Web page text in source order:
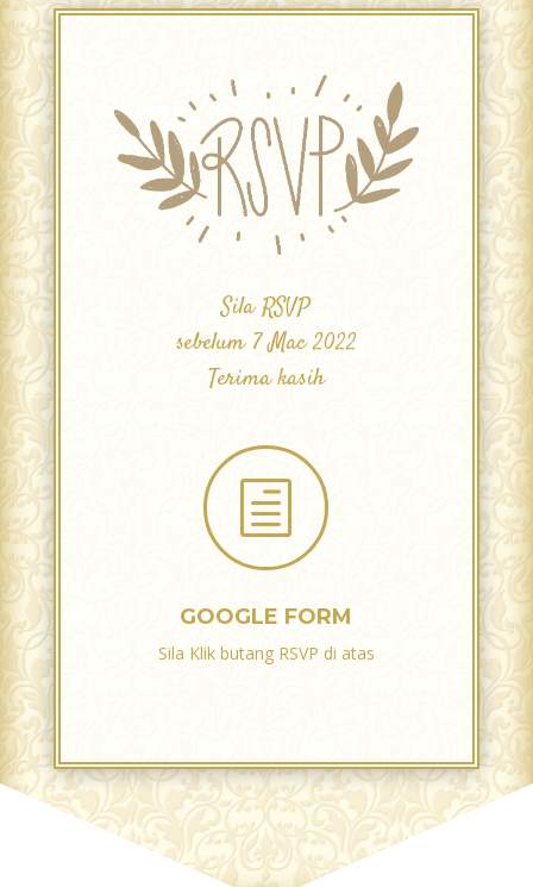
Sila RSVP
sebelum 7 Mac 2022
Terima kasih
h
GOOGLE FORM
Sila Klik butang RSVP di atas